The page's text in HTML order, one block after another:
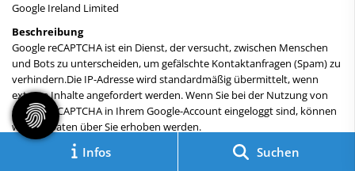
Infos Suchen
Google ​Ireland​ Limited
Beschreibung
Google reCAPTCHA ist ein Dienst, der versucht, zwischen Menschen
und Bots zu unterscheiden, um gefälschte Kontaktanfragen (Spam) zu
verhindern.Die IP-Adresse wird standardmäßig übermittelt, wenn
externe Inhalte angefordert werden. Wenn Sie bei der Nutzung von
Google reCAPTCHA in Ihrem Google-Account eingeloggt sind, können
weitere Daten über Sie erhoben werden.
Link zur Datenschutzerklärung